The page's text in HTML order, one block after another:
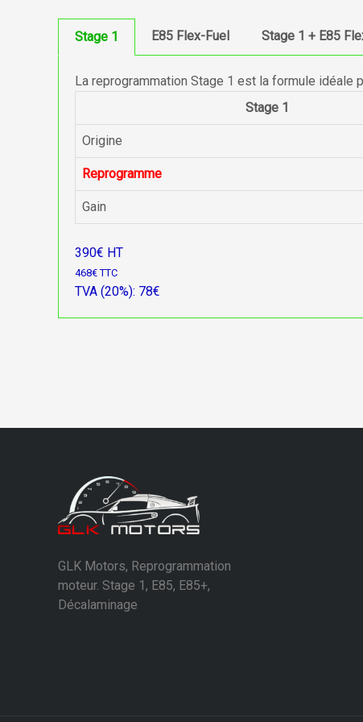
Stage 1 E85 Flex-Fuel Stage 1 + E85
La reprogrammation Stage 1 est la formule idéale
Stage 1
Origine
Reprogramme
Gain
390€ HT
468€ TTC
TVA (20%): 78€
GLK Motors, Reprogrammation
moteur. Stage 1, E85, E85+,
Décalaminage